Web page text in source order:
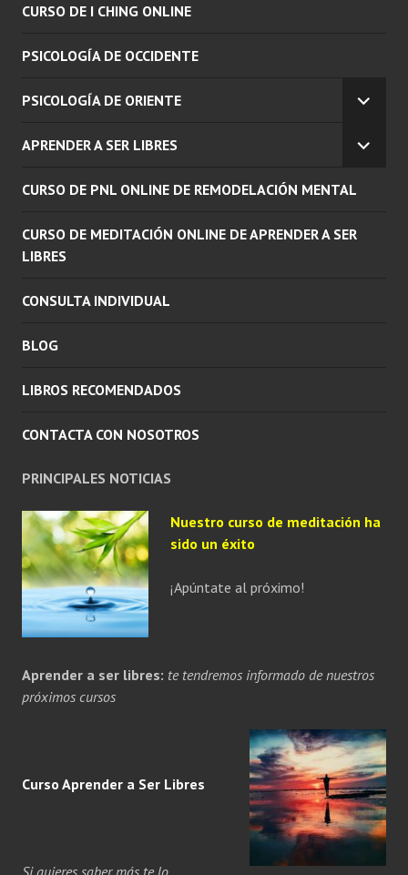
CURSO DE I CHING ONLINE
PSICOLOGÍA DE OCCIDENTE
PSICOLOGÍA DE ORIENTE
MENÚ
APRENDER A SER LIBRES
CURSO DE PNL ONLINE DE REMODELACIÓN MENTAL
CURSO DE MEDITACIÓN ONLINE DE APRENDER A SER
LIBRES
CONSULTA INDIVIDUAL
BLOG
LIBROS RECOMENDADOS
CONTACTA CON NOSOTROS
PRINCIPALES NOTICIAS
Nuestro curso de meditación ha
sido un éxito
¡Apúntate al próximo!
Aprender a ser libres: te tendremos informado de nuestros
próximos cursos
Curso Aprender a Ser Libres
Si quieres saber más te lo